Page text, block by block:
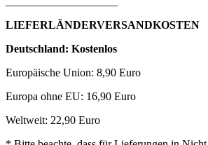
LIEFERLÄNDERVERSANDKOSTEN
Deutschland: Kostenlos
Europäische Union: 8,90 Euro
Europa ohne EU: 16,90 Euro
Weltweit: 22,90 Euro